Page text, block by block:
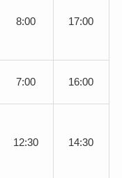
8:00 17:00
7:00 16:00
12:30 14:30